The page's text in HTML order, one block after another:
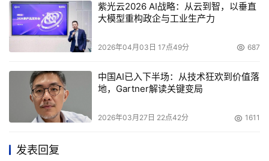
紫光云2026 AI战略：从云到智，以垂直
大模型重构政企与工业生产力
2026年04月03日 17点49分 687
中国AI已入下半场：从技术狂欢到价值落
地，Gartner解读关键变局
2026年03月27日 22点42分 1611
发表回复